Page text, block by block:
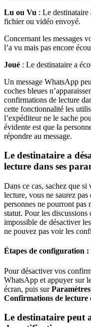
Lu ou Vu : Le destinataire
fichier ou vidéo envoyé.
Concernant les messages
l’a vu mais pas encore
Joué : Le destinataire a
Un message WhatsApp
coches bleues
confirmations de lecture
cette fonctionnalité les
l’expéditeur ne le sache
évidente est que la
répondre au message.
Le destinataire a
lecture dans ses
Dans ce cas, sachez que
lecture, vous ne saurez
personnes ne pourront
statut. Pour les
impossible de désactiver
ne pouvez pas voir les
Étapes de configuration :
Pour désactiver vos
WhatsApp et appuyer sur
écran, puis sur
Confirmations de lecture
Le destinataire peut